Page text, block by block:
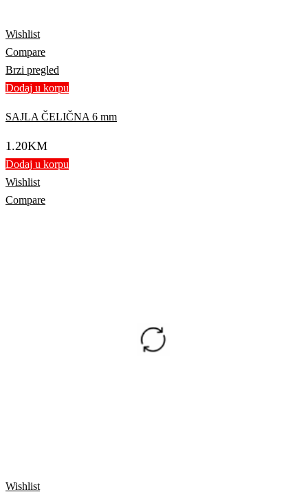
Wishlist
Compare
Brzi pregled
Dodaj u korpu
SAJLA ČELIČNA 6 mm
1.20KM
Dodaj u korpu
Wishlist
Compare
Wishlist